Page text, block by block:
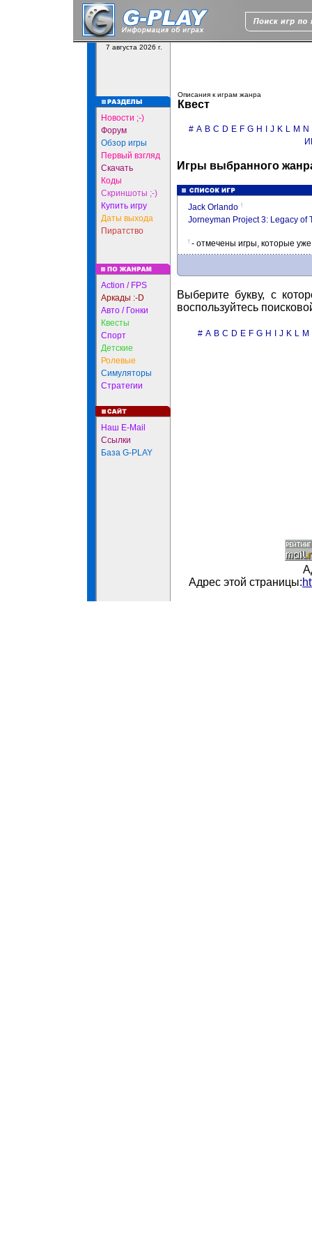
7 августа 2026 г.
Новости ;-)
Форум
Обзор игры
Первый взгляд
Скачать
Коды
Скриншоты ;-)
Купить игру
Даты выхода
Пиратство
Action / FPS
Аркады :-D
Авто / Гонки
Квесты
Спорт
Детские
Ролевые
Симуляторы
Стратегии
Наш E-Mail
Ссылки
База G-PLAY
Описания к играм жанра
Квест
# A B C D E F G H J K L M N
Игры выбранного
Jack Orlando !
Jorneyman Project 3: Legacy of
! - отмечены игры, которые
Выберите букву, с
воспользуйтесь
# A B C D E F G H J K L M
Адрес этой страницы: